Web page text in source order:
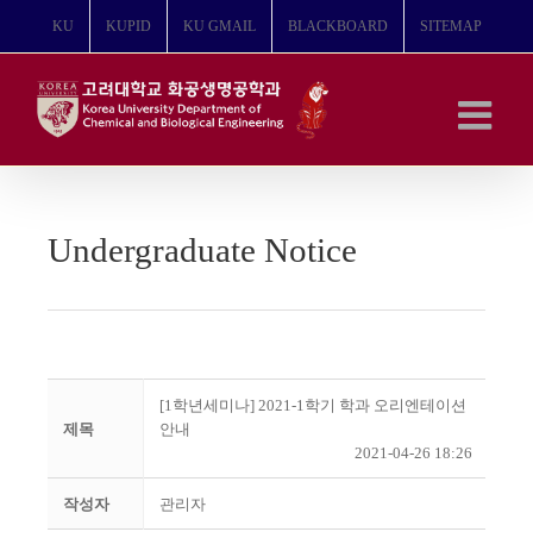
뛰
KU KUPID KU GMAIL BLACKBOARD SITEMAP
Undergraduate Notice
제목
[1학년세미나] 2021-1학기 학과 오리엔테이션
안내
2021-04-26 18:26
작성자 관리자